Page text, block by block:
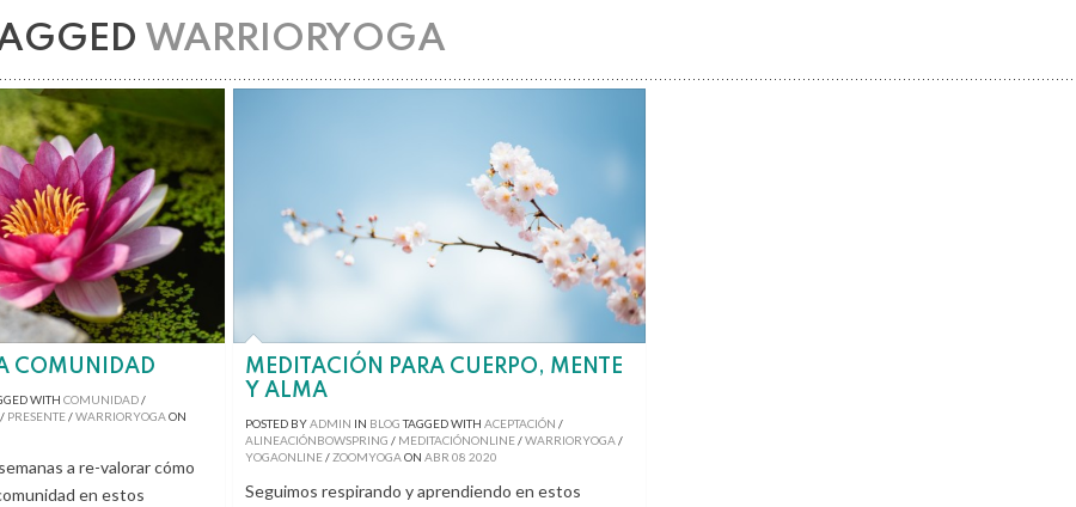
WARRIORYOGA
COMUNIDAD
WITH COMUNIDAD/
/ PRESENTE/WARRIORYOGAON
a re-valorar cómo
en estos
MEDITACIÓN PARA CUERPO, MENTE
Y ALMA
POSTED BYADMIN IN BLOGTAGGED WITH ACEPTACIÓN /
ALINEACIÓNBOWSPRING / MEDITACIÓNONLINE/WARRIORYOGA/
YOGAONLINE/ZOOMYOGAON ABR08 2020
Seguimos respirando y aprendiendo en estos